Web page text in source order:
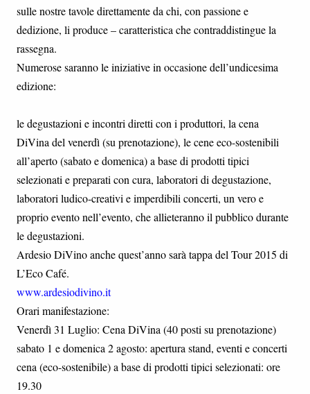
sulle nostre tavole direttamente da chi, con passione e
dedizione, li produce – caratteristica che contraddistingue la
rassegna.
Numerose saranno le iniziative in occasione dell’undicesima
edizione:
le degustazioni e incontri diretti con i produttori, la cena
DiVina del venerdì (su prenotazione), le cene eco-sostenibili
all’aperto (sabato e domenica) a base di prodotti tipici
selezionati e preparati con cura, laboratori di degustazione,
laboratori ludico-creativi e imperdibili concerti, un vero e
proprio evento nell’evento, che allieteranno il pubblico durante
le degustazioni.
Ardesio DiVino anche quest’anno sarà tappa del Tour 2015 di
L’Eco Café.
www.ardesiodivino.it
Orari manifestazione:
Venerdì 31 Luglio: Cena DiVina (40 posti su prenotazione)
sabato 1 e domenica 2 agosto: apertura stand, eventi e concerti
cena (eco-sostenibile) a base di prodotti tipici selezionati: ore
19.30